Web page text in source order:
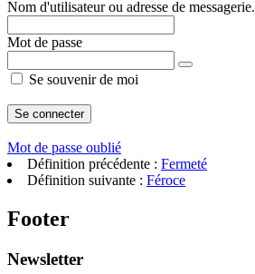
Nom d'utilisateur ou adresse de messagerie.
Mot de passe
Se souvenir de moi
Mot de passe oublié
Définition précédente : Fermeté
Définition suivante : Féroce
Footer
Newsletter